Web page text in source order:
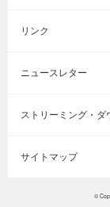
リンク
ニュースレター
ストリーミング・ダ
サイトマップ
©